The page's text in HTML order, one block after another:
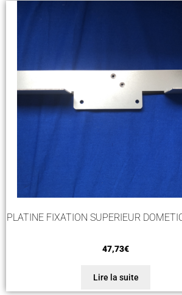
PLATINE FIXATION SUPERIEUR
47,73€
Lire la suite